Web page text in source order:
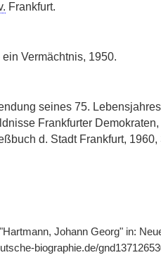
Frankfurt.
Vermächtnis, 1950.
seines 75.
Frankfurter Demokraten,
d. Stadt Frankfurt, 1960,
Johann Georg" in:
biographie.de/